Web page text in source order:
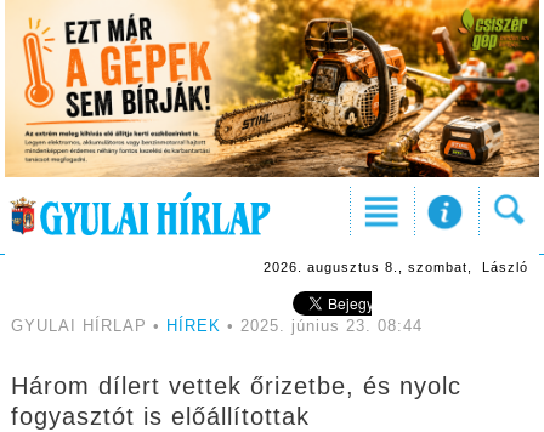
2026. augusztus 8., szombat, László
GYULAI HÍRLAP • HÍREK • 2025. június 23. 08:44
Három dílert vettek őrizetbe, és nyolc
fogyasztót is előállítottak